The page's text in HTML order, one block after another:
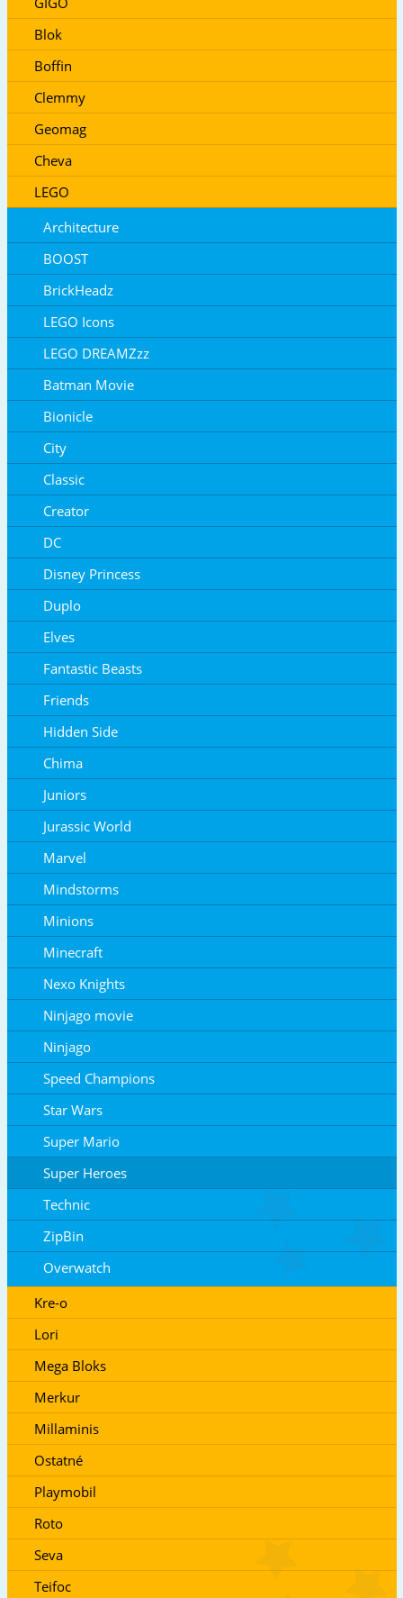
Blok
Boffin
Clemmy
Geomag
Cheva
LEGO
Architecture
BOOST
BrickHeadz
LEGO Icons
LEGO DREAMZzz
Batman Movie
Bionicle
City
Classic
Creator
DC
Disney Princess
Duplo
Elves
Fantastic Beasts
Friends
Hidden Side
Chima
Juniors
Jurassic World
Marvel
Mindstorms
Minions
Minecraft
Nexo Knights
Ninjago movie
Ninjago
Speed Champions
Star Wars
Super Mario
Super Heroes
Technic
ZipBin
Overwatch
Kre-o
Lori
Mega Bloks
Merkur
Millaminis
Ostatné
Playmobil
Roto
Seva
Teifoc